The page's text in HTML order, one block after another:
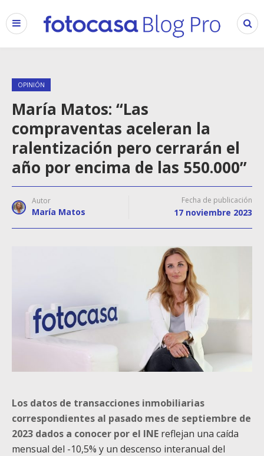
OPINIÓN
María Matos: “Las
compraventas aceleran la
ralentización pero cerrarán el
año por encima de las 550.000”
Autor
María Matos
Fecha de publicación
17 noviembre 2023
Los datos de transacciones inmobiliarias
correspondientes al pasado mes de septiembre de
2023 dados a conocer por el INE reflejan una caída
mensual del -10,5% y un descenso interanual del